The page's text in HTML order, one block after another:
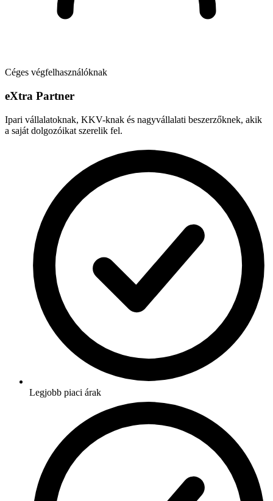
Céges végfelhasználóknak
eXtra Partner
Ipari vállalatoknak, KKV-knak és nagyvállalati beszerzőknek, akik
a saját dolgozóikat szerelik fel.
Legjobb piaci árak